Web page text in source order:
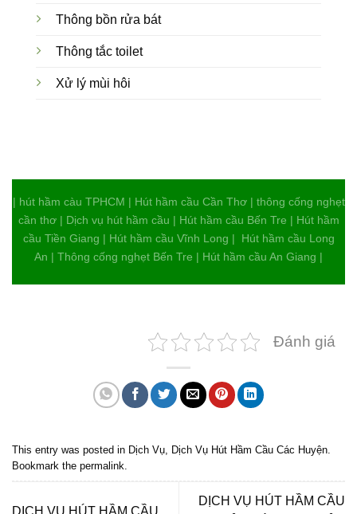
Thông bồn rửa bát
Thông tắc toilet
Xử lý mùi hôi
| hút hầm càu TPHCM | Hút hầm cầu Cần Thơ | thông cống nghẹt
cần thơ | Dịch vụ hút hầm cầu | Hút hầm cầu Bến Tre | Hút hầm
cầu Tiền Giang | Hút hầm cầu Vĩnh Long | Hút hầm cầu Long
An | Thông cống nghẹt Bến Tre | Hút hầm cầu An Giang |
Đánh giá
This entry was posted in Dịch Vụ, Dịch Vụ Hút Hầm Cầu Các Huyện.
Bookmark the permalink.
DỊCH VỤ HÚT HẦM CẦU
DỊCH VỤ HÚT HẦM CẦU